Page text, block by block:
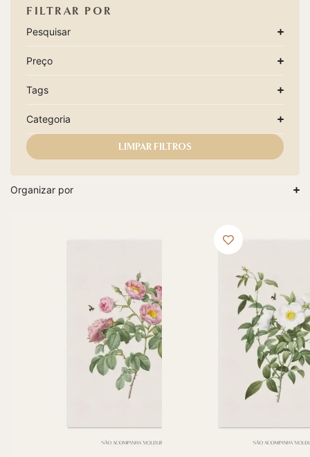
FILTRAR POR
Pesquisar
Preço
Tags
Categoria
LIMPAR FILTROS
Organizar por